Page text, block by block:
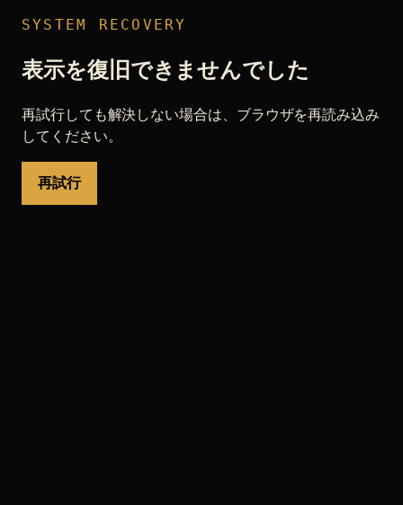
SYSTEM RECOVERY
表示を復旧できませんでした
再試行しても解決しない場合は、ブラウザを再読み込み
してください。
再試行